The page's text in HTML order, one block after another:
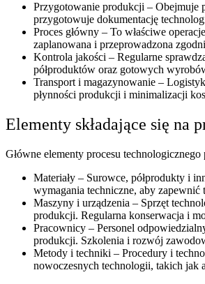
Przygotowanie produkcji – Obejmuje
przygotowuje dokumentację
Proces główny – To właściwe
zaplanowana i przeprowadzona
Kontrola jakości – Regularne
półproduktów oraz gotowych
Transport i magazynowanie –
płynności produkcji i minimalizacji
Elementy składające się na
Główne elementy procesu
Materiały – Surowce, półprodukty i
wymagania techniczne, aby
Maszyny i urządzenia – Sprzęt
produkcji. Regularna konserwacja i
Pracownicy – Personel
produkcji. Szkolenia i rozwój
Metody i techniki – Procedury i
nowoczesnych technologii, takich jak